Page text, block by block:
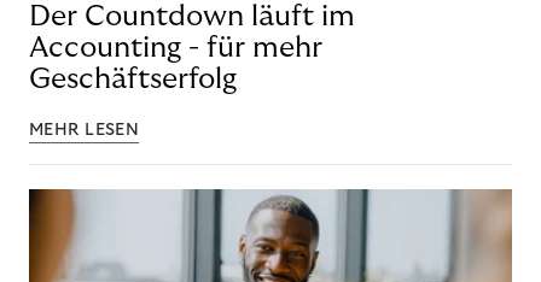
Der Countdown läuft im
Accounting - für mehr
Geschäftserfolg
MEHR LESEN